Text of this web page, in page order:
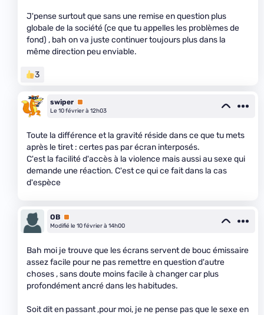
J'pense surtout que sans une remise en question plus
globale de la société (ce que tu appelles les problèmes de
fond) , bah on va juste continuer toujours plus dans la
même direction peu enviable.
3
swiper Premium
Le 10 février à 12h03
Toute la différence et la gravité réside dans ce que tu mets
après le tiret : certes pas par écran interposés.
C'est la facilité d'accès à la violence mais aussi au sexe qui
demande une réaction. C'est ce qui ce fait dans la cas
d'espèce
OB Premium
Modifié le 10 février à 14h00
Bah moi je trouve que les écrans servent de bouc émissaire
assez facile pour ne pas remettre en question d'autre
choses , sans doute moins facile à changer car plus
profondément ancré dans les habitudes.
Soit dit en passant ,pour moi, je ne pense pas que le sexe en